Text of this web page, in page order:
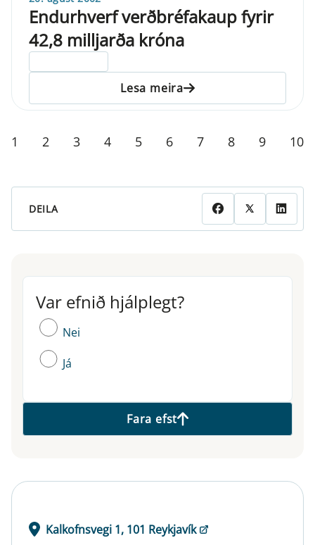
Endurhverf verðbréfakaup fyrir
42,8 milljarða króna
Lesa meira
1 2 3 4 5 6 7 8 9 10
DEILA
Var efnið hjálplegt?
Var efnið hjálplegt?
Nei
Já
Fara efst
Kalkofnsvegi 1, 101 Reykjavík